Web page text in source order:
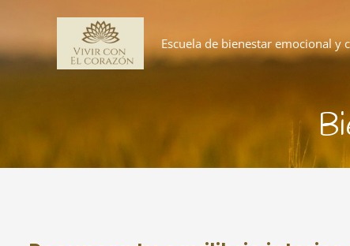
al
contenido
Escuela de bienestar emocional y